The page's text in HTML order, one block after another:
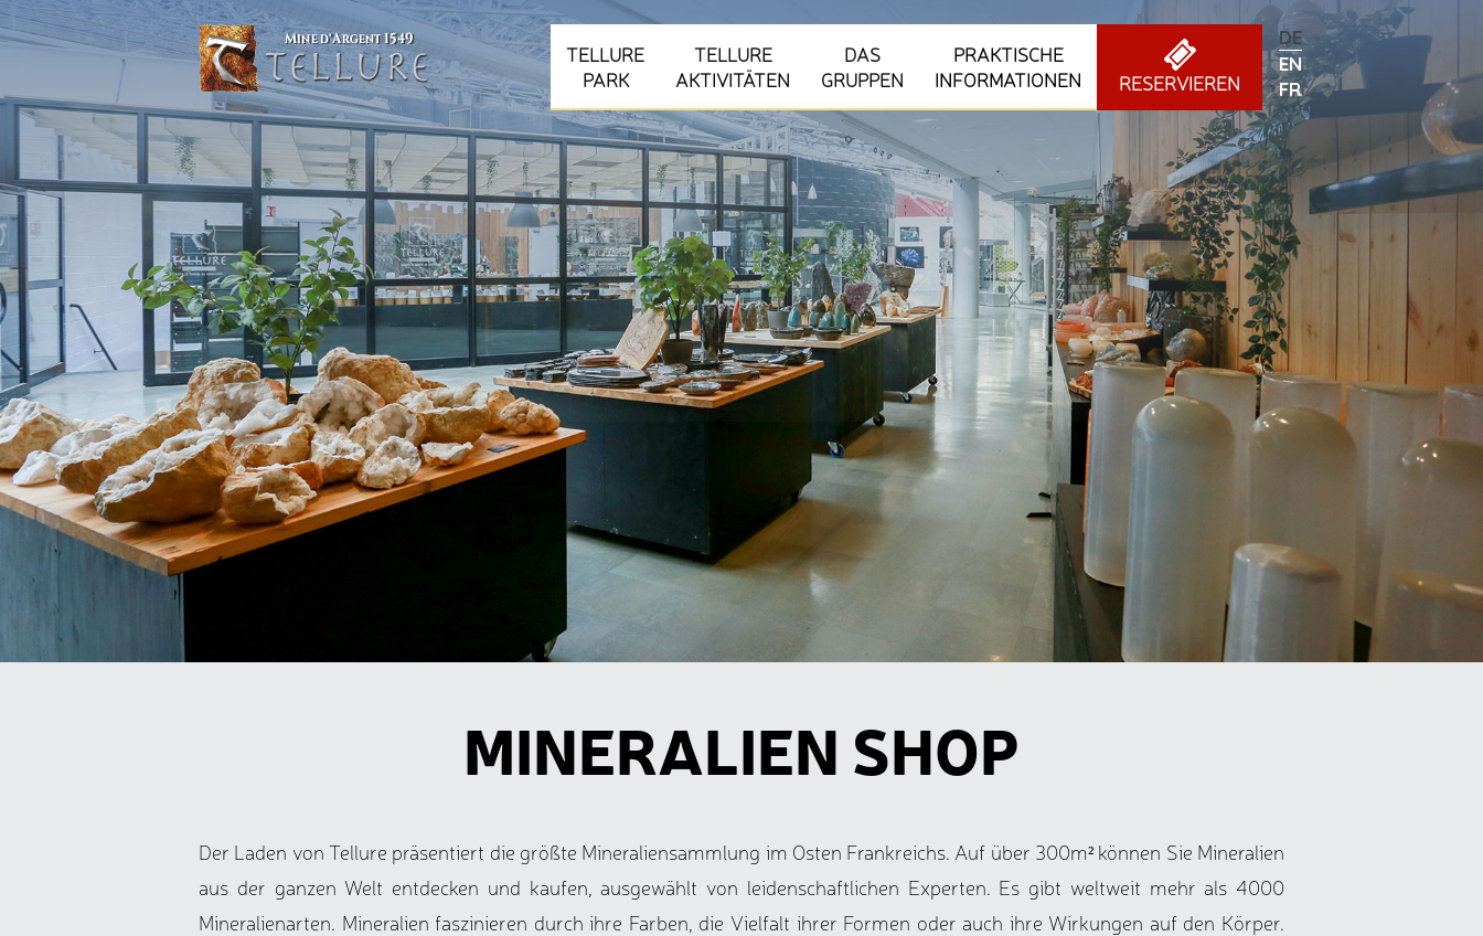
DEUTSCH
ENGLISH
FRANÇAIS
TELLURE
PARK
TELLURE
AKTIVITÄTEN
DAS
GRUPPEN
PRAKTISCHE
INFORMATIONEN
RESERVIEREN
MINERALIEN SHOP
Der Laden von Tellure präsentiert die größte Mineraliensammlung im Osten Frankreichs. Auf über 300m² können Sie Mineralien
aus der ganzen Welt entdecken und kaufen, ausgewählt von leidenschaftlichen Experten. Es gibt weltweit mehr als 4000
Mineralienarten. Mineralien faszinieren durch ihre Farben, die Vielfalt ihrer Formen oder auch ihre Wirkungen auf den Körper.